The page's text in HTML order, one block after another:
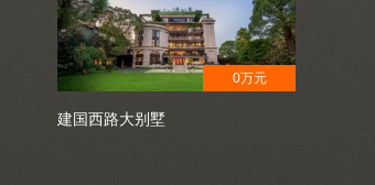
0万元
建国西路大别墅